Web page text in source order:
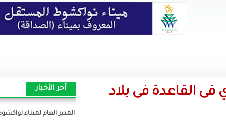
بلاد آخر الأخبار
المدير العام لميناء نواكشوط المستقل